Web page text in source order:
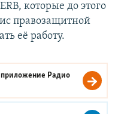
которые до этого
правозащитной
её работу.
Радио